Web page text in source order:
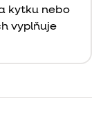
kytku nebo
vyplňuje